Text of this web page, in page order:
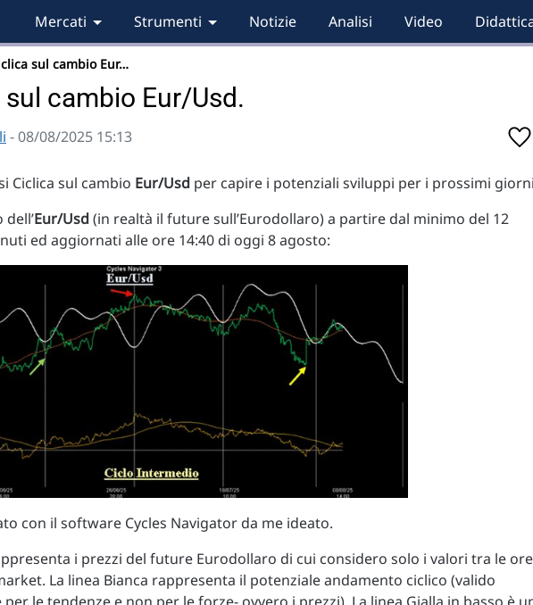
Mercati Strumenti Notizie Analisi Video
sul cambio Eur…
cambio Eur/Usd.
- 08/08/2025 15:13
Ciclica sul cambio Eur/Usd per capire i potenziali sviluppi per i prossimi
Eur/Usd(in realtà il future sull’Eurodollaro) a partire dal minimo del 12
ed aggiornati alle ore 14:40 di oggi 8 agosto:
con il software Cycles Navigator da me ideato.
i prezzi del future Eurodollaro di cui considero solo i valori tra le
La linea Bianca rappresenta il potenziale andamento ciclico (valido